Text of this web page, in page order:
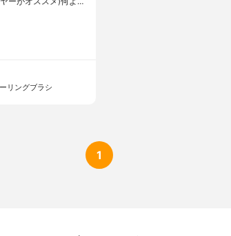
リングブラシ
1